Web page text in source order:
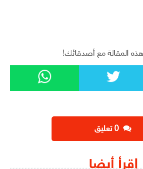
المقالة مع أصدقائك!
إقرأ أيضا